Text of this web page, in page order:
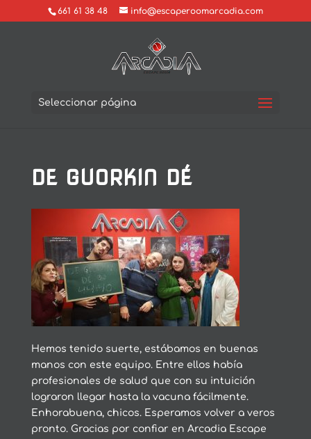
661 61 38 48 info@escaperoomarcadia.com
Seleccionar página
DE GUORKIN DÉ
Hemos tenido suerte, estábamos en buenas
manos con este equipo. Entre ellos había
profesionales de salud que con su intuición
lograron llegar hasta la vacuna fácilmente.
Enhorabuena, chicos. Esperamos volver a veros
pronto. Gracias por confiar en Arcadia Escape